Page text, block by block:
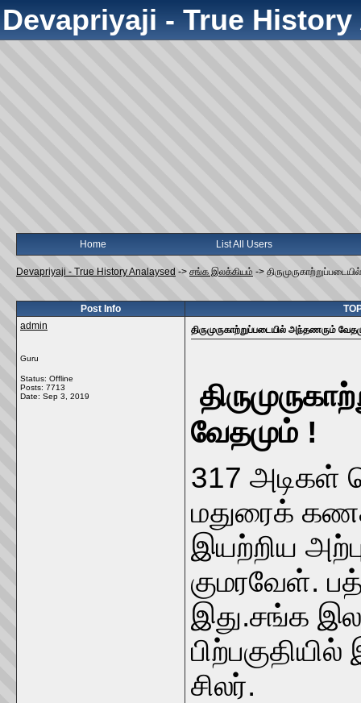
Devapriyaji - True
Home List All Users
Devapriyaji - True History Analaysed -> சங்க இலக்கியம் ->
Post Info
admin
Guru
Status: Offline
Posts: 7713
Date: Sep 3, 2019
திருமுருகாற்றுப்படையில் அந்தணரும்
317 அடிகள்
மதுரைக்
இயற்றிய
குமரவேள்.
இது.சங்க
சிலர்.